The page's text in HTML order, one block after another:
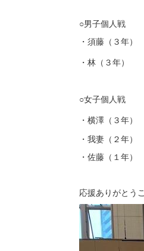
○男子個人戦
・須藤（３年
・林（３年）
○女子個人戦
・横澤（３年
・我妻（２年
・佐藤（１年
応援ありがとう